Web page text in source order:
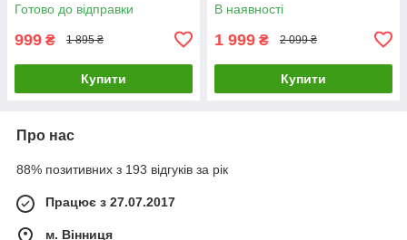
Готово до відправки
999 ₴ 1 895 ₴
Купити
В наявності
1 999 ₴ 2 099 ₴
Купити
Про нас
88% позитивних з 193 відгуків за рік
Працює з 27.07.2017
м. Вінниця